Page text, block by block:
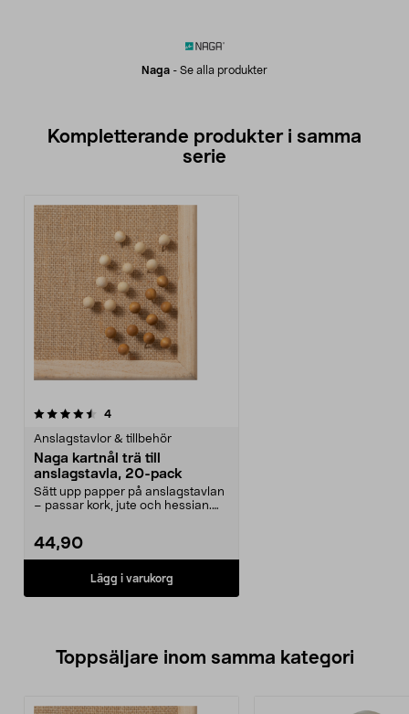
Naga - Se alla produkter
Kompletterande produkter i samma
serie
4recensioner
Anslagstavlor & tillbehör
Naga kartnål trä till
anslagstavla, 20-pack
Sätt upp papper på anslagstavlan
– passar kork, jute och hessian.
44,90
Lägg i varukorg
Toppsäljare inom samma kategori